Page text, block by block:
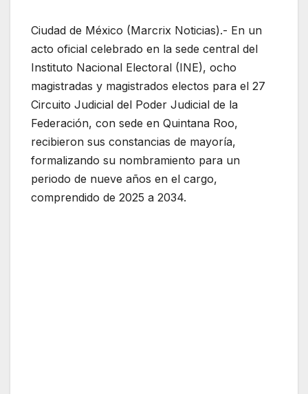
Ciudad de México (Marcrix Noticias).- En un
acto oficial celebrado en la sede central del
Instituto Nacional Electoral (INE), ocho
magistradas y magistrados electos para el 27
Circuito Judicial del Poder Judicial de la
Federación, con sede en Quintana Roo,
recibieron sus constancias de mayoría,
formalizando su nombramiento para un
periodo de nueve años en el cargo,
comprendido de 2025 a 2034.